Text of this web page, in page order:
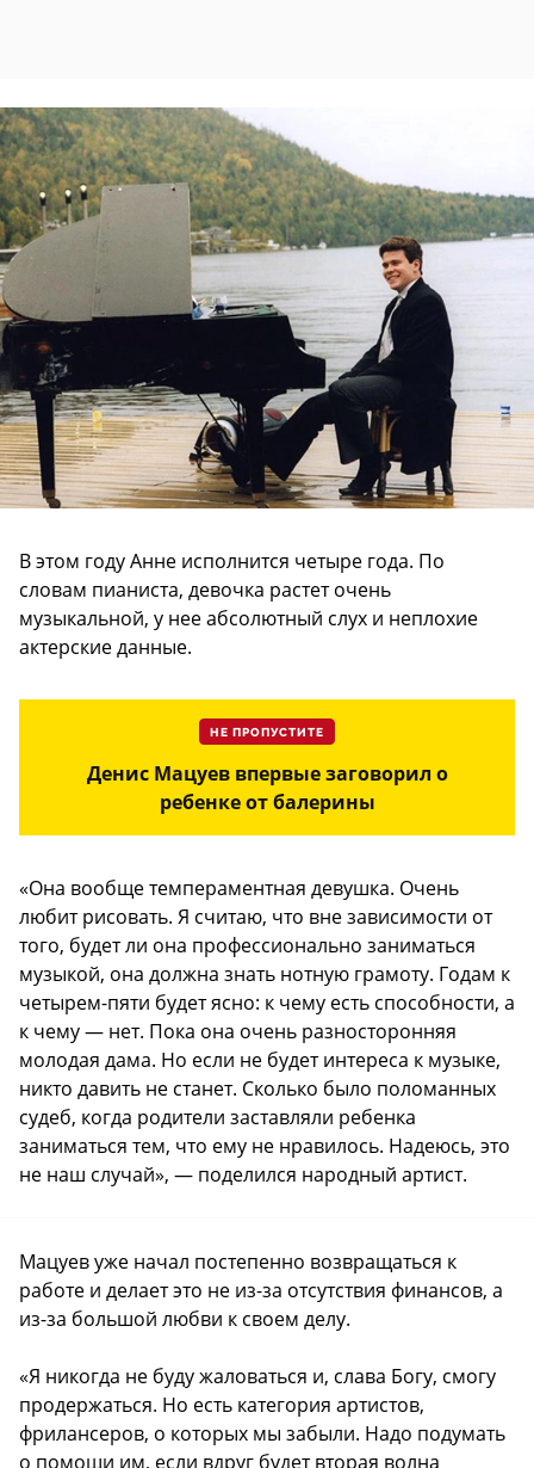
В этом году Анне исполнится четыре года. По
словам пианиста, девочка растет очень
музыкальной, у нее абсолютный слух и неплохие
актерские данные.
НЕ ПРОПУСТИТЕ
Денис Мацуев впервые заговорил о
ребенке от балерины
«Она вообще темпераментная девушка. Очень
любит рисовать. Я считаю, что вне зависимости от
того, будет ли она профессионально заниматься
музыкой, она должна знать нотную грамоту. Годам к
четырем-пяти будет ясно: к чему есть способности, а
к чему — нет. Пока она очень разносторонняя
молодая дама. Но если не будет интереса к музыке,
никто давить не станет. Сколько было поломанных
судеб, когда родители заставляли ребенка
заниматься тем, что ему не нравилось. Надеюсь, это
не наш случай», — поделился народный артист.
Мацуев уже начал постепенно возвращаться к
работе и делает это не из-за отсутствия финансов, а
из-за большой любви к своем делу.
«Я никогда не буду жаловаться и, слава Богу, смогу
продержаться. Но есть категория артистов,
фрилансеров, о которых мы забыли. Надо подумать
о помощи им, если вдруг будет вторая волна